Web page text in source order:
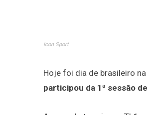
Icon Sport
Hoje foi dia de brasileiro na
participou da 1ª sessão